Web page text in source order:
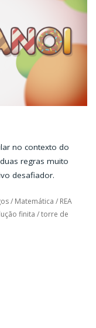
no contexto do
regras muito
desafiador.
/ Matemática / REA
finita /torre de